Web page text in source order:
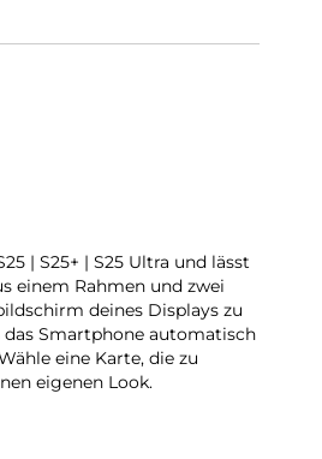
| S25+ | S25 Ultra und lässt
einem Rahmen und zwei
deines Displays zu
das Smartphone automatisch
eine Karte, die zu
eigenen Look.